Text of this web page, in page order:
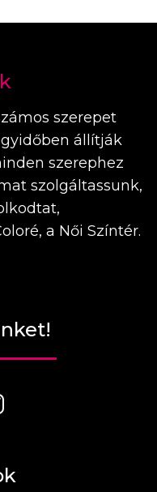
szerepet
állítják
szerephez
szolgáltassunk,
a Női Színtér.